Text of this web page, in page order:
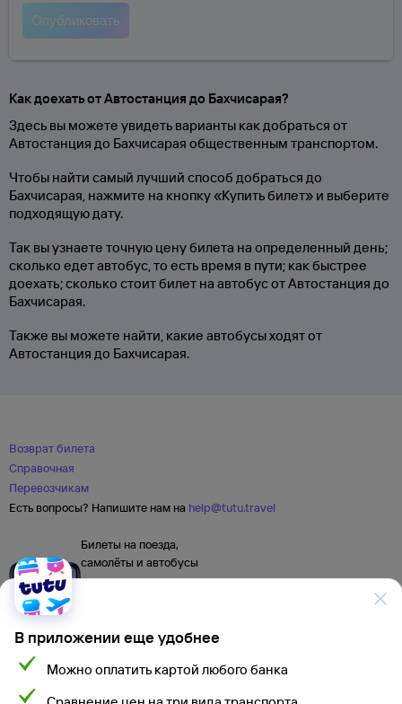
Как доехать от Автостанция до Бахчисарая?
Здесь вы можете увидеть варианты как добраться от
Автостанция до Бахчисарая общественным транспортом.
Чтобы найти самый лучший способ добраться до
Бахчисарая, нажмите на кнопку «Купить билет» и выберите
подходящую дату.
Так вы узнаете точную цену билета на определенный день;
сколько едет автобус, то есть время в пути; как быстрее
доехать; сколько стоит билет на автобус от Автостанция до
Бахчисарая.
Также вы можете найти, какие автобусы ходят от
Автостанция до Бахчисарая.
В приложении еще удобнее
Можно оплатить картой любого банка
Возврат билета
Справочная
Перевозчикам
Есть вопросы? Напишите нам на help@tutu.travel
Билеты на поезда,
самолёты и автобусы